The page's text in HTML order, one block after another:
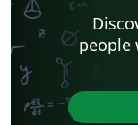
people